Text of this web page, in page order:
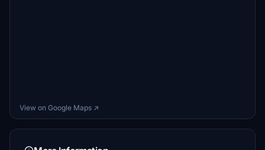
View on Google Maps ↗